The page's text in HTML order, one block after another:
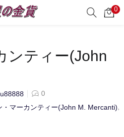
0
サーチ
ンティー(John
0
・マーカンティー(John M. Mercanti)
to login.